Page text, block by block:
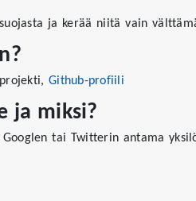
ja kerää niitä vain
projekti,Github-profiili
ja miksi?
tai Twitterin antama